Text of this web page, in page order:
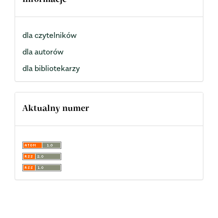
dla czytelników
dla autorów
dla bibliotekarzy
Aktualny numer